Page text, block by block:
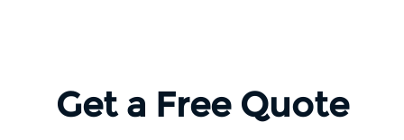
Get a Free Quote